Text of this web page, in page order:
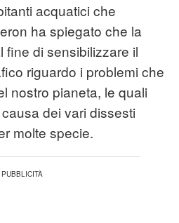
acquatici che
ha spiegato che la
fine di sensibilizzare il
riguardo i problemi che
nostro pianeta, le quali
dei vari dissesti
molte specie.